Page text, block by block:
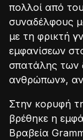
πολλοί από
συναδέλφους
με τη φρικτή
εμφανίσεων
σπατάλης των
ανθρώπων»,
Στην κορυφή
βρέθηκε η
Βραβεία